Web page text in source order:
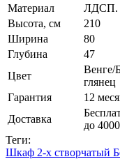
Материал
Высота, см
210
Ширина
80
Глубина
47
Цвет
Венге/
глянец
Гарантия
12
Доставка
до
Теги:
Шкаф 2-х створчатый